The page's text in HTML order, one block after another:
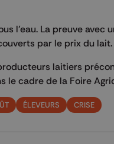
l’eau. La preuve avec
par le prix du lait.
laitiers
le cadre de la Foire
ÉLEVEURS CRISE